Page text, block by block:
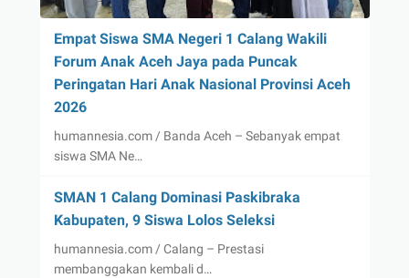
Empat Siswa SMA Negeri 1 Calang Wakili
Forum Anak Aceh Jaya pada Puncak
Peringatan Hari Anak Nasional Provinsi Aceh
2026
humannesia.com / Banda Aceh – Sebanyak empat
siswa SMA Ne…
SMAN 1 Calang Dominasi Paskibraka
Kabupaten, 9 Siswa Lolos Seleksi
humannesia.com / Calang – Prestasi
membanggakan kembali d…